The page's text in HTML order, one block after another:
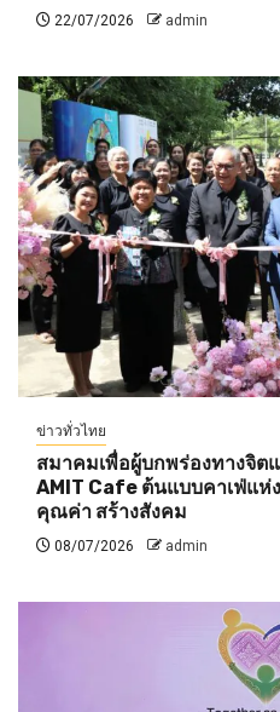
22/07/2026 admin
ข่าวทั่วไทย
สมาคมเพื่อผู้บกพร่องทางจิต
AMIT Cafe ต้นแบบคาเฟ่แห่
คุณค่า สร้างสังคม
08/07/2026 admin